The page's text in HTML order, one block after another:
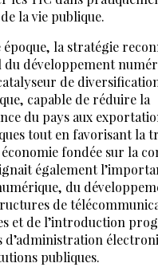
la vie publique.
époque, la stratégie
du développement
de
capable de réduire la
du pays aux
tout en favorisant la
fondée sur la
également
du
de
et de l’introduction
d’administration
publiques.